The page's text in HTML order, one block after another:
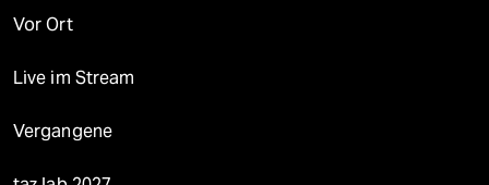
Vor Ort
Live im Stream
Vergangene